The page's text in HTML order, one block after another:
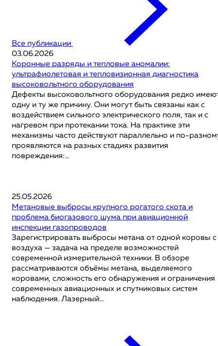
Все публикации
03.06.2026
Коронные разряды и тепловые аномалии:
ультрафиолетовая и тепловизионная диагностика
высоковольтного оборудования
Дефекты высоковольтного оборудования редко
одну и ту же причину. Они могут быть связаны как с
воздействием сильного электрического поля, так и с
нагревом при протекании тока. На практике эти
механизмы часто действуют параллельно и по-
проявляются на разных стадиях развития
повреждения:...
25.05.2026
Метановые выбросы крупного рогатого скота и
проблема биогазового шума при авиационной
инспекции газопроводов
Зарегистрировать выбросы метана от одной коровы с
воздуха — задача на пределе возможностей
современной измерительной техники. В обзоре
рассматриваются объёмы метана, выделяемого
коровами, сложность его обнаружения и ограничения
современных авиационных и спутниковых систем
наблюдения. Лазерный...